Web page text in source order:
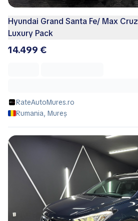
Hyundai Grand Santa Fe/ Max Cruz
Luxury Pack
14.499 €
RateAutoMures.ro
Rumania, Mureș